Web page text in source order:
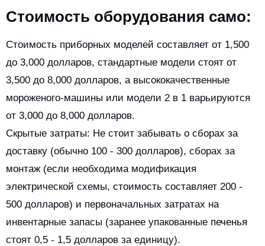
Стоимость оборудования само:
Стоимость приборных моделей составляет от 1,500
до 3,000 долларов, стандартные модели стоят от
3,500 до 8,000 долларов, а высококачественные
мороженого-машины или модели 2 в 1 варьируются
от 3,000 до 8,000 долларов.
Скрытые затраты: Не стоит забывать о сборах за
доставку (обычно 100 - 300 долларов), сборах за
монтаж (если необходима модификация
электрической схемы, стоимость составляет 200 -
500 долларов) и первоначальных затратах на
инвентарные запасы (заранее упакованные печенья
стоят 0,5 - 1,5 долларов за единицу).